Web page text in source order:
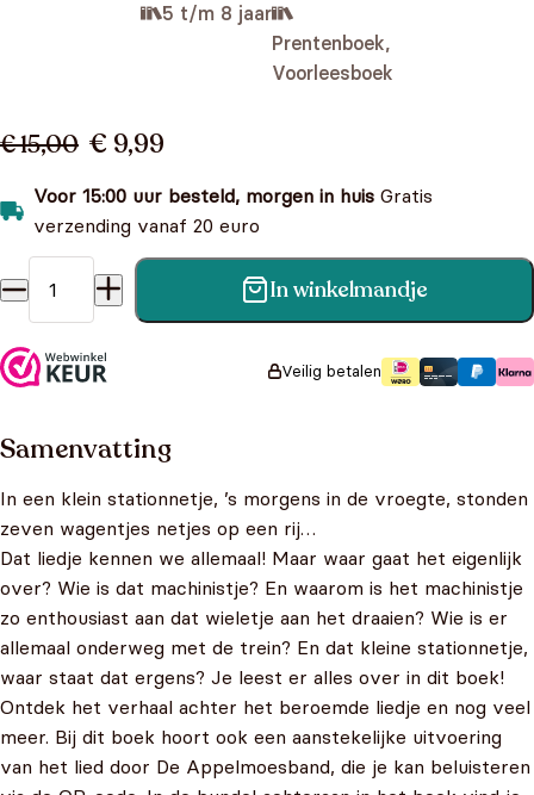
5 t/m 8 jaar
Prentenboek,
Voorleesboek
€ 15,00 € 9,99
Voor 15:00 uur besteld, morgen in huis Gratis
verzending vanaf 20 euro
In een klein stationnetje aantalIn winkelmandje
Veilig betalen
Samenvatting
In een klein stationnetje, ’s morgens in de vroegte, stonden
zeven wagentjes netjes op een rij…
Dat liedje kennen we allemaal! Maar waar gaat het eigenlijk
over? Wie is dat machinistje? En waarom is het machinistje
zo enthousiast aan dat wieletje aan het draaien? Wie is er
allemaal onderweg met de trein? En dat kleine stationnetje,
waar staat dat ergens? Je leest er alles over in dit boek!
Ontdek het verhaal achter het beroemde liedje en nog veel
meer. Bij dit boek hoort ook een aanstekelijke uitvoering
van het lied door De Appelmoesband, die je kan beluisteren